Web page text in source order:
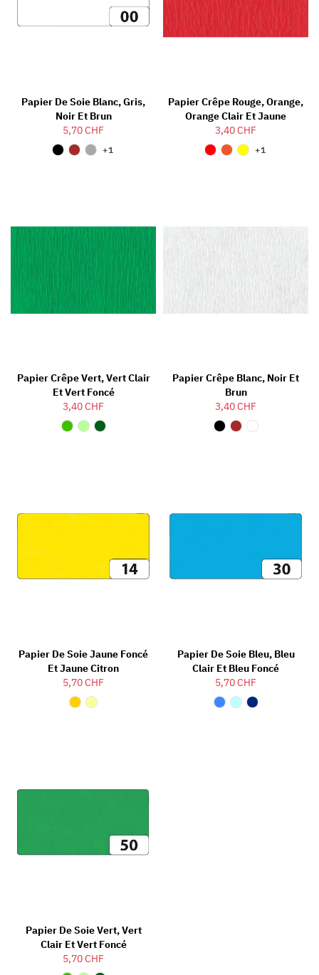
Papier De Soie Blanc, Gris,
Noir Et Brun
5,70 CHF
+1
Papier Crêpe Rouge, Orange,
Orange Clair Et Jaune
3,40 CHF
+1
Papier Crêpe Vert, Vert Clair
Et Vert Foncé
3,40 CHF
Papier Crêpe Blanc, Noir Et
Brun
3,40 CHF
Papier De Soie Jaune Foncé
Et Jaune Citron
5,70 CHF
Papier De Soie Bleu, Bleu
Clair Et Bleu Foncé
5,70 CHF
Papier De Soie Vert, Vert
Clair Et Vert Foncé
5,70 CHF